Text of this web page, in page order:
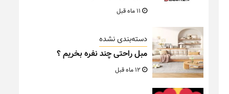
دسته‌بندی نشده
مبل راحتی چند نفره بخریم ؟